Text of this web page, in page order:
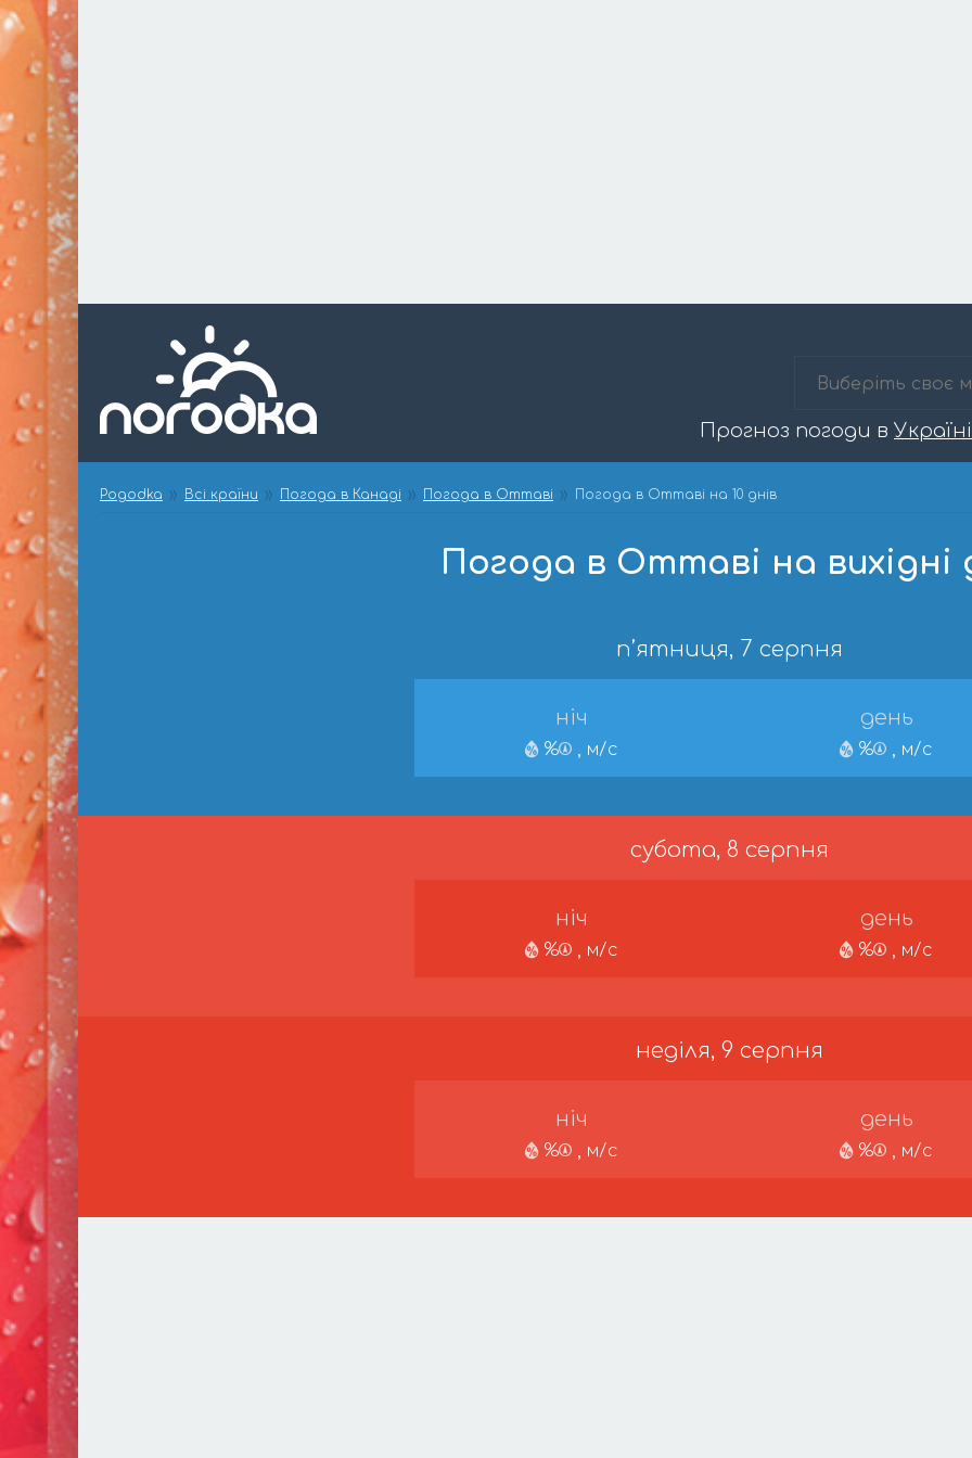
Прогноз погоди в Україні
Pogodka Всі країни Погода в Канаді Погода в Оттаві Погода в Оттаві на 10 днів
Погода в Оттаві на вихідні
п’ятниця, 7 серпня
ніч
% , м/с
день
% , м/с
субота, 8 серпня
ніч
% , м/с
день
% , м/с
неділя, 9 серпня
ніч
% , м/с
день
% , м/с